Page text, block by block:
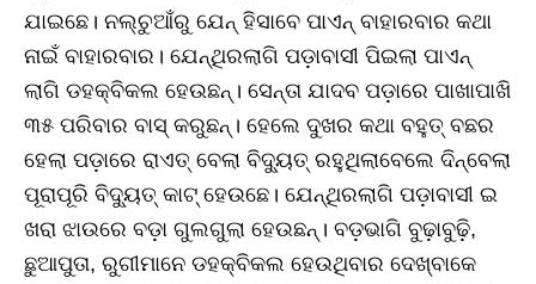
ଯାଇଛେ। ନଲ୍‌ଚୁଆଁରୁ ଯେନ୍‌ ହିସାବେ ପାଏନ୍‌ ବାହାରବାର କଥା
ନାଇଁ ବାହାରବାର। ଯେନ୍‌ଥିରଲାଗି ପଡ଼ାବାସୀ ପିଇଲା ପାଏନ୍‌
ଲାଗି ଡହକ୍‌ବିକଲ ହେଉଛନ୍‌। ସେନ୍‌ତା ଯାଦବ ପଡ଼ାରେ ପାଖାପାଖି
୩୫ ପରିବାର ବାସ୍‌ କରୁଛନ୍‌। ହେଲେ ଦୁଖର କଥା ବହୁତ୍‌ ବଛର
ହେଲା ପଡ଼ାରେ ରାଏତ୍‌ ବେଲା ବିଦ୍ୟୁତ୍‌ ରହୁଥିଲାବେଲେ ଦିନ୍‌ବେଲା
ପୂରାପୂରି ବିଦ୍ୟୁତ୍‌ କାଟ୍‌ ହେଉଛେ। ଯେନ୍‌ଥିରଲାଗି ପଡ଼ାବାସୀ ଇ
ଖରା ଝାଉରେ ବଡ଼ା ଗୁଲଗୁଲା ହେଉଛନ୍‌। ବଡ଼ଭାଗି ବୁଢ଼ାବୁଢ଼ି,
ଛୁଆପୁତା, ରୁଗୀମାନେ ଡହକ୍‌ବିକଲ ହେଉଥିବାର ଦେଖ୍‌ବାକେ